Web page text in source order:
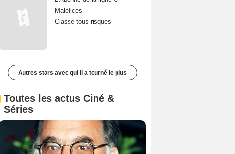
Maléfices
Classe tous risques
Autres stars avec qui il a tourné le plus
Toutes les actus Ciné &
Séries